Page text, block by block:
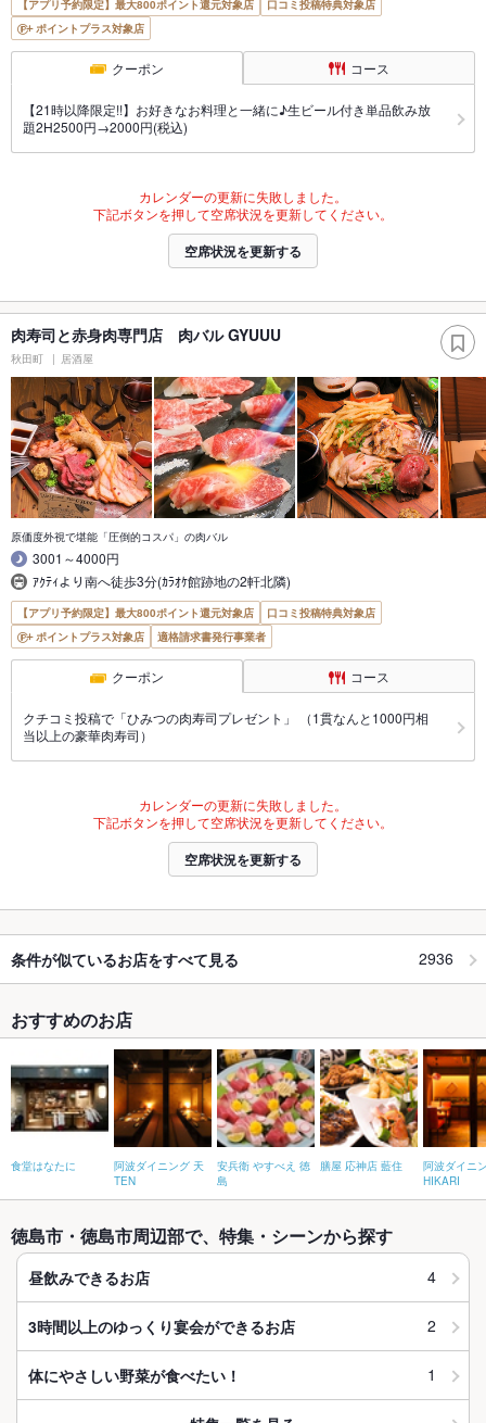
【アプリ予約限定】最大800ポイント還元対象店
口コミ投稿特典対象店
ポイントプラス対象店
クーポン コース
【21時以降限定!!】お好きなお料理と一緒に♪生ビール付き単品飲み放
題2H2500円→2000円(税込)
カレンダーの更新に失敗しました。
下記ボタンを押して空席状況を更新してください。
空席状況を更新する
肉寿司と赤身肉専門店 肉バル GYUUU
秋田町 居酒屋
原価度外視で堪能「圧倒的コスパ」の肉バル
3001～4000円
ｱｸﾃｨより南へ徒歩3分(ｶﾗｵｹ館跡地の2軒北隣)
【アプリ予約限定】最大800ポイント還元対象店
口コミ投稿特典対象店
ポイントプラス対象店
適格請求書発行事業者
クーポン コース
クチコミ投稿で「ひみつの肉寿司プレゼント」 （1貫なんと1000円相
当以上の豪華肉寿司）
カレンダーの更新に失敗しました。
下記ボタンを押して空席状況を更新してください。
空席状況を更新する
条件が似ているお店をすべて見る 2936
おすすめのお店
食堂はなたに
阿波ダイニング 天
TEN
安兵衛 やすべえ 徳
島
膳屋 応神店 藍住
阿波ダイニ
HIKARI
徳島市・徳島市周辺部で、特集・シーンから探す
昼飲みできるお店 4
3時間以上のゆっくり宴会ができるお店 2
体にやさしい野菜が食べたい！ 1